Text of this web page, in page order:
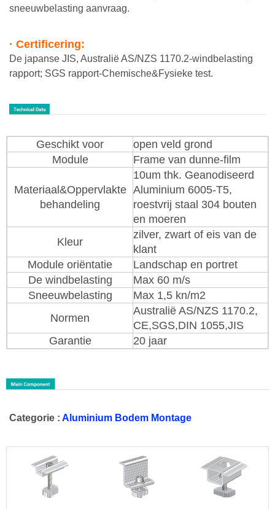
sneeuwbelasting aanvraag.
· Certificering:
De japanse JIS, Australië AS/NZS 1170.2-windbelasting
rapport; SGS rapport-Chemische&Fysieke test.
Geschikt voor
open veld grond
Module
Frame van dunne-film
Materiaal&Oppervlakte
behandeling
10um thk. Geanodiseerd
Aluminium 6005-T5,
roestvrij staal 304 bouten
en moeren
Kleur
zilver, zwart of eis van de
klant
Module oriëntatie
Landschap en portret
De windbelasting
Max 60 m/s
Sneeuwbelasting
Max 1,5 kn/m2
Normen
Australië AS/NZS 1170.2,
CE,SGS,DIN 1055,JIS
Garantie
20 jaar
Categorie : Aluminium Bodem Montage